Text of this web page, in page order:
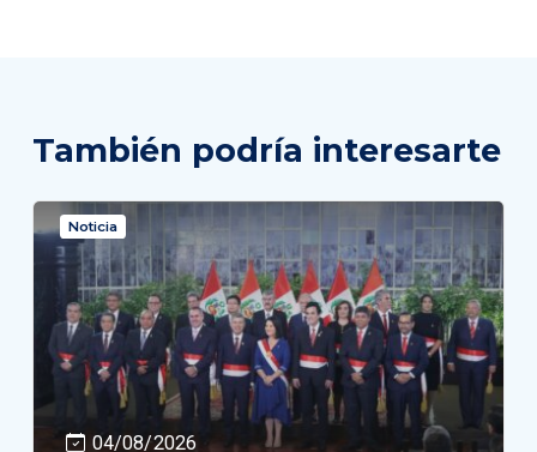
También podría interesarte
Noticia
04/08/2026